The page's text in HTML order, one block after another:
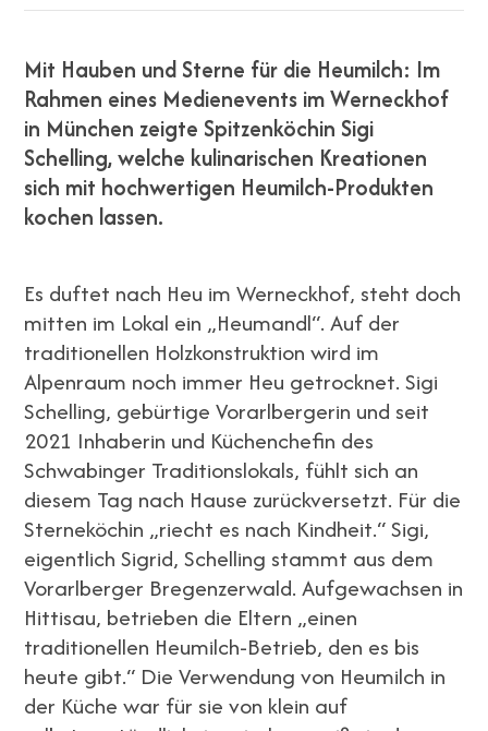
Mit Hauben und Sterne für die Heumilch: Im
Rahmen eines Medienevents im Werneckhof
in München zeigte Spitzenköchin Sigi
Schelling, welche kulinarischen Kreationen
sich mit hochwertigen Heumilch-Produkten
kochen lassen.
Es duftet nach Heu im Werneckhof, steht doch
mitten im Lokal ein „Heumandl“. Auf der
traditionellen Holzkonstruktion wird im
Alpenraum noch immer Heu getrocknet. Sigi
Schelling, gebürtige Vorarlbergerin und seit
2021 Inhaberin und Küchenchefin des
Schwabinger Traditionslokals, fühlt sich an
diesem Tag nach Hause zurückversetzt. Für die
Sterneköchin „riecht es nach Kindheit.“ Sigi,
eigentlich Sigrid, Schelling stammt aus dem
Vorarlberger Bregenzerwald. Aufgewachsen in
Hittisau, betrieben die Eltern „einen
traditionellen Heumilch-Betrieb, den es bis
heute gibt.“ Die Verwendung von Heumilch in
der Küche war für sie von klein auf